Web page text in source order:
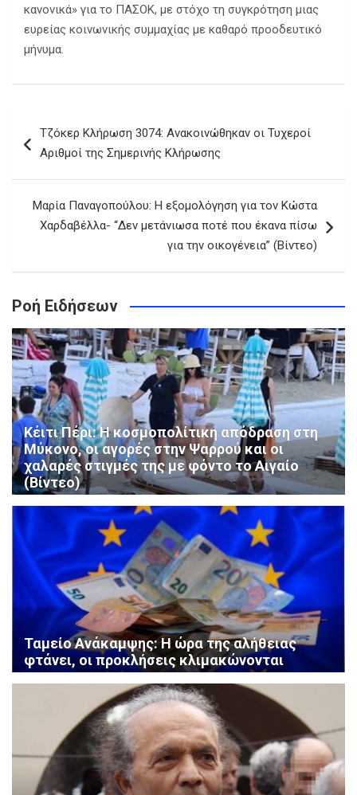
κανονικά» για το ΠΑΣΟΚ, με στόχο τη συγκρότηση μιας
ευρείας κοινωνικής συμμαχίας με καθαρό προοδευτικό
μήνυμα.
άρθρων
Τζόκερ Κλήρωση 3074: Ανακοινώθηκαν οι Τυχεροί
Αριθμοί της Σημερινής Κλήρωσης
Μαρία Παναγοπούλου: Η εξομολόγηση για τον Κώστα
Χαρδαβέλλα- “Δεν μετάνιωσα ποτέ που έκανα πίσω
για την οικογένεια” (Βίντεο)
Ροή Ειδήσεων
Κέιτι Πέρι: Η κοσμοπολίτικη απόδραση στη
Μύκονο, οι αγορές στην Ψαρρού και οι
χαλαρές στιγμές της με φόντο το Αιγαίο
(Βίντεο)
Ταμείο Ανάκαμψης: Η ώρα της αλήθειας
φτάνει, οι προκλήσεις κλιμακώνονται